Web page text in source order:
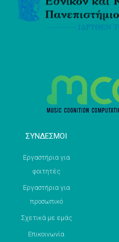
ΣΥΝΔΕΣΜΟΙ
Εργαστήρια για
φοιτητές
Εργαστήρια για
προσωπικό
Σχετικά με εμάς
Επικοινωνία